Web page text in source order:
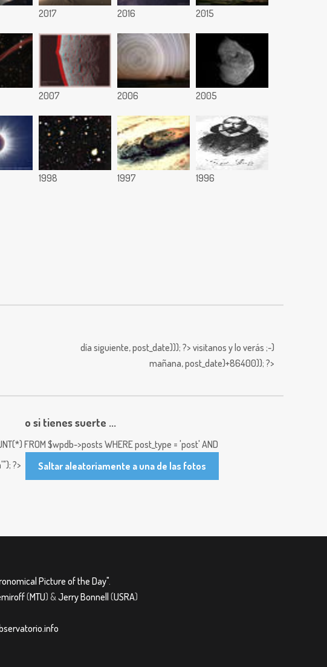
2017 2016 2015
2007 2006 2005
1998 1997 1996
día siguiente,post_date))); ?> visitanos y lo verás ;-)
mañana,post_date)+86400)); ?>
o si tienes suerte ...
FROM $wpdb->posts WHERE post_type = 'post' AND
?>
Saltar aleatoriamente a una de las fotos
Picture of the Day".
(MTU) &Jerry Bonnell (USRA)